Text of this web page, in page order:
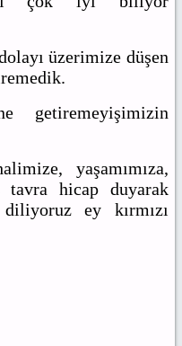
üzerimize düşen
getiremeyişimizin
yaşamımıza,
tavra hicap duyarak
ey kırmızı